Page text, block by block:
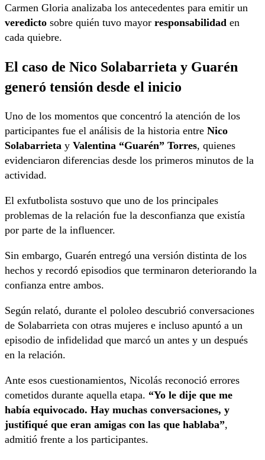
Carmen Gloria analizaba los antecedentes para emitir un
veredicto sobre quién tuvo mayor responsabilidad en
cada quiebre.
El caso de Nico Solabarrieta y Guarén
generó tensión desde el inicio
Uno de los momentos que concentró la atención de los
participantes fue el análisis de la historia entre Nico
Solabarrieta y Valentina “Guarén” Torres, quienes
evidenciaron diferencias desde los primeros minutos de la
actividad.
El exfutbolista sostuvo que uno de los principales
problemas de la relación fue la desconfianza que existía
por parte de la influencer.
Sin embargo, Guarén entregó una versión distinta de los
hechos y recordó episodios que terminaron deteriorando la
confianza entre ambos.
Según relató, durante el pololeo descubrió conversaciones
de Solabarrieta con otras mujeres e incluso apuntó a un
episodio de infidelidad que marcó un antes y un después
en la relación.
Ante esos cuestionamientos, Nicolás reconoció errores
cometidos durante aquella etapa. “Yo le dije que me
había equivocado. Hay muchas conversaciones, y
justifiqué que eran amigas con las que hablaba”,
admitió frente a los participantes.